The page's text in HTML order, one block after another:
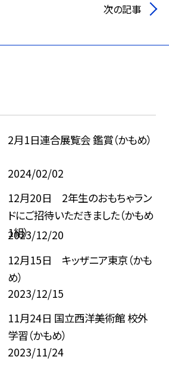
次の記事
2月1日連合展覧会 鑑賞（かもめ）
2024/02/02
12月20日 2年生のおもちゃラン
ドにご招待いただきました（かもめ
1組）
2023/12/20
12月15日 キッザニア東京（かも
め）
2023/12/15
11月24日 国立西洋美術館 校外
学習（かもめ）
2023/11/24